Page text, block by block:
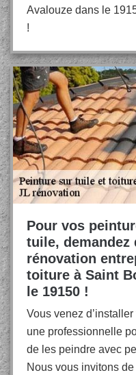
Avalouze dans le
!
Pour vos
tuile, demandez
rénovation
toiture à Saint
le 19150 !
Vous venez
une professionnelle
de les peindre avec
Nous vous invitons